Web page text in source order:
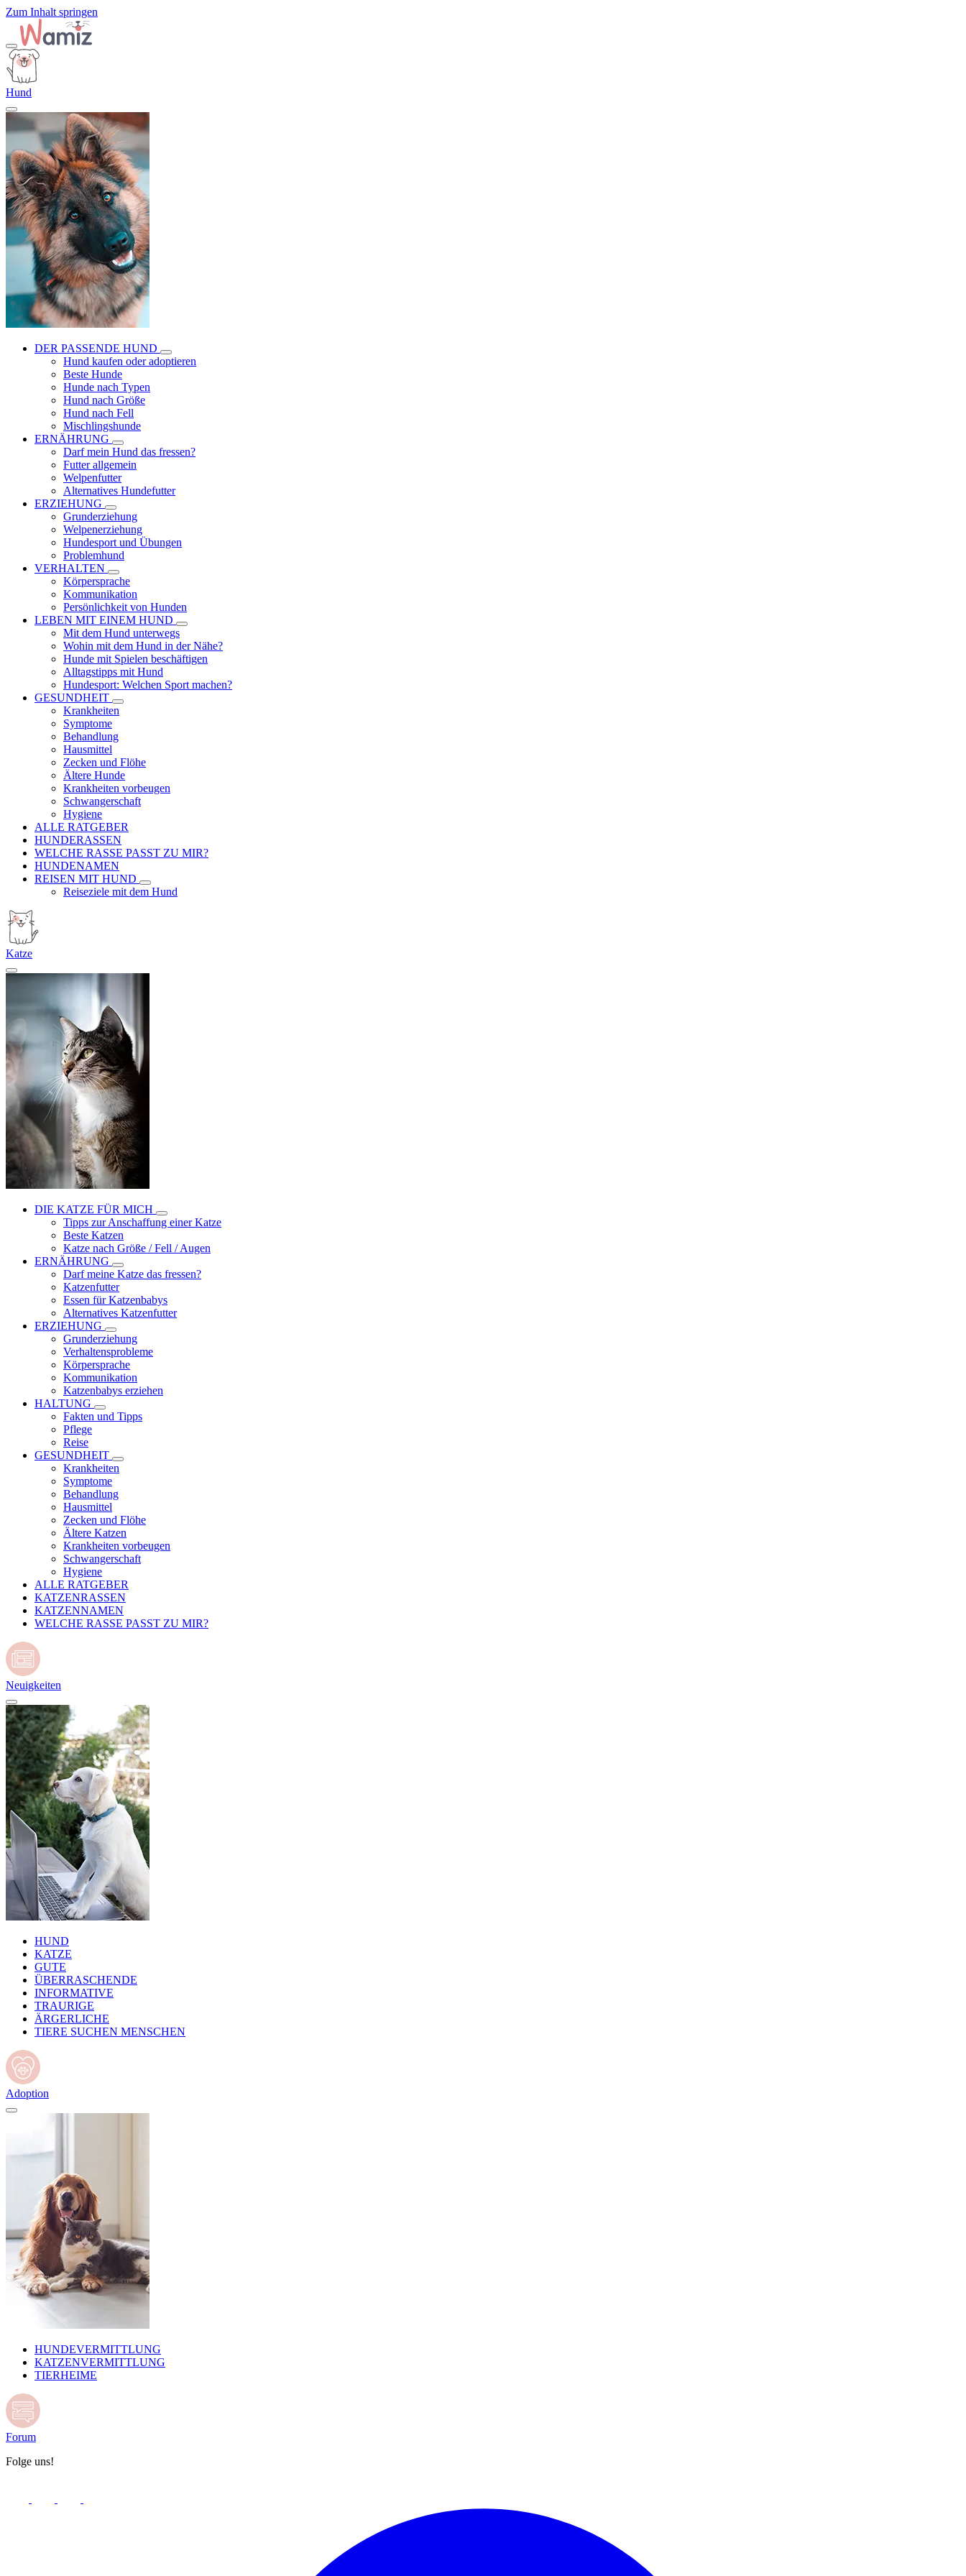
Zum Inhalt springen
Hund
DER PASSENDE HUND
Hund kaufen oder adoptieren
Beste Hunde
Hunde nach Typen
Hund nach Größe
Hund nach Fell
Mischlingshunde
ERNÄHRUNG
Darf mein Hund das fressen?
Futter allgemein
Welpenfutter
Alternatives Hundefutter
ERZIEHUNG
Grunderziehung
Welpenerziehung
Hundesport und Übungen
Problemhund
VERHALTEN
Körpersprache
Kommunikation
Persönlichkeit von Hunden
LEBEN MIT EINEM HUND
Mit dem Hund unterwegs
Wohin mit dem Hund in der Nähe?
Hunde mit Spielen beschäftigen
Alltagstipps mit Hund
Hundesport: Welchen Sport machen?
GESUNDHEIT
Krankheiten
Symptome
Behandlung
Hausmittel
Zecken und Flöhe
Ältere Hunde
Krankheiten vorbeugen
Schwangerschaft
Hygiene
ALLE RATGEBER
HUNDERASSEN
WELCHE RASSE PASST ZU MIR?
HUNDENAMEN
REISEN MIT HUND
Reiseziele mit dem Hund
Katze
DIE KATZE FÜR MICH
Tipps zur Anschaffung einer Katze
Beste Katzen
Katze nach Größe / Fell / Augen
ERNÄHRUNG
Darf meine Katze das fressen?
Katzenfutter
Essen für Katzenbabys
Alternatives Katzenfutter
ERZIEHUNG
Grunderziehung
Verhaltensprobleme
Körpersprache
Kommunikation
Katzenbabys erziehen
HALTUNG
Fakten und Tipps
Pflege
Reise
GESUNDHEIT
Krankheiten
Symptome
Behandlung
Hausmittel
Zecken und Flöhe
Ältere Katzen
Krankheiten vorbeugen
Schwangerschaft
Hygiene
ALLE RATGEBER
KATZENRASSEN
KATZENNAMEN
WELCHE RASSE PASST ZU MIR?
Neuigkeiten
HUND
KATZE
GUTE
ÜBERRASCHENDE
INFORMATIVE
TRAURIGE
ÄRGERLICHE
TIERE SUCHEN MENSCHEN
Adoption
HUNDEVERMITTLUNG
KATZENVERMITTLUNG
TIERHEIME
Forum
Folge uns!